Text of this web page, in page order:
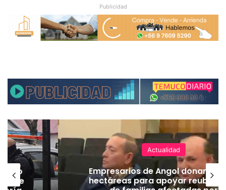
Publicidad
de
Actualidad
Empresarios de Angol donan
hectáreas para apoyar